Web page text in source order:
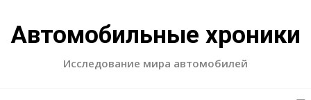
content
Автомобильные хроники
Исследование мира автомобилей